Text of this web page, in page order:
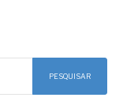
PESQUISAR